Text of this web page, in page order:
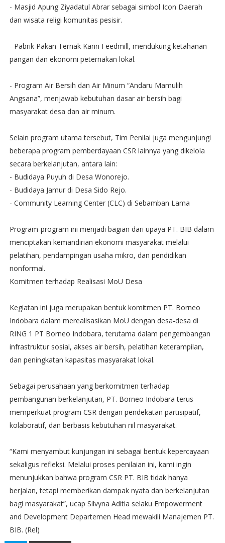
- Masjid Apung Ziyadatul Abrar sebagai simbol Icon Daerah
dan wisata religi komunitas pesisir.
- Pabrik Pakan Ternak Karin Feedmill, mendukung ketahanan
pangan dan ekonomi peternakan lokal.
- Program Air Bersih dan Air Minum “Andaru Mamulih
Angsana”, menjawab kebutuhan dasar air bersih bagi
masyarakat desa dan air minum.
Selain program utama tersebut, Tim Penilai juga mengunjungi
beberapa program pemberdayaan CSR lainnya yang dikelola
secara berkelanjutan, antara lain:
- Budidaya Puyuh di Desa Wonorejo.
- Budidaya Jamur di Desa Sido Rejo.
- Community Learning Center (CLC) di Sebamban Lama
Program-program ini menjadi bagian dari upaya PT. BIB dalam
menciptakan kemandirian ekonomi masyarakat melalui
pelatihan, pendampingan usaha mikro, dan pendidikan
nonformal.
Komitmen terhadap Realisasi MoU Desa
Kegiatan ini juga merupakan bentuk komitmen PT. Borneo
Indobara dalam merealisasikan MoU dengan desa-desa di
RING 1 PT Borneo Indobara, terutama dalam pengembangan
infrastruktur sosial, akses air bersih, pelatihan keterampilan,
dan peningkatan kapasitas masyarakat lokal.
Sebagai perusahaan yang berkomitmen terhadap
pembangunan berkelanjutan, PT. Borneo Indobara terus
memperkuat program CSR dengan pendekatan partisipatif,
kolaboratif, dan berbasis kebutuhan riil masyarakat.
“Kami menyambut kunjungan ini sebagai bentuk kepercayaan
sekaligus refleksi. Melalui proses penilaian ini, kami ingin
menunjukkan bahwa program CSR PT. BIB tidak hanya
berjalan, tetapi memberikan dampak nyata dan berkelanjutan
bagi masyarakat”, ucap Silvyna Aditia selaku Empowerment
and Development Departemen Head mewakili Manajemen PT.
BIB. (Rel)